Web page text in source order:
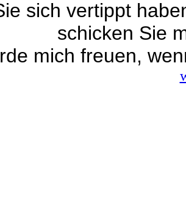
sich vertippt
schicken Sie
mich freuen,